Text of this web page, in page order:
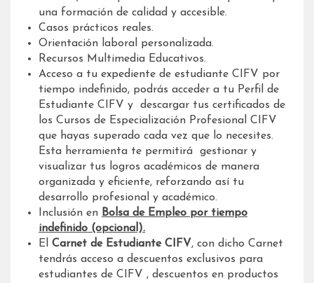
una formación de calidad y accesible.
Casos prácticos reales.
Orientación laboral personalizada.
Recursos Multimedia Educativos.
Acceso a tu expediente de estudiante CIFV por
tiempo indefinido, podrás acceder a tu Perfil de
Estudiante CIFV y descargar tus certificados de
los Cursos de Especialización Profesional CIFV
que hayas superado cada vez que lo necesites.
Esta herramienta te permitirá gestionar y
visualizar tus logros académicos de manera
organizada y eficiente, reforzando así tu
desarrollo profesional y académico.
Inclusión en Bolsa de Empleo por tiempo
indefinido (opcional).
El Carnet de Estudiante CIFV, con dicho Carnet
tendrás acceso a descuentos exclusivos para
estudiantes de CIFV , descuentos en productos